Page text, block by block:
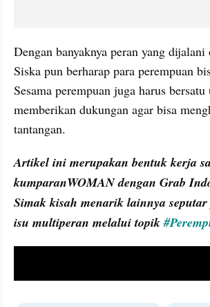
Dengan banyaknya peran yang
Siska pun berharap para perempuan
Sesama perempuan juga harus
memberikan dukungan agar bisa
tantangan.
Artikel ini merupakan bentuk kerja
kumparanWOMAN dengan Grab
Simak kisah menarik lainnya
isu multiperan melalui topik